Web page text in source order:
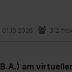
01.10.2026 312
am